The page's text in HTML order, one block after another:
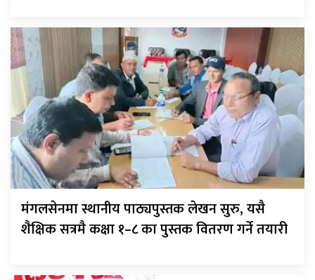
मंगलसेनमा स्थानीय पाठ्यपुस्तक लेखन सुरु, यसै
शैक्षिक सत्रमै कक्षा १–८ का पुस्तक वितरण गर्ने तयारी